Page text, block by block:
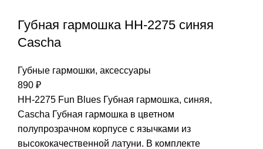
Губная гармошка HH-2275 синяя
Cascha
Губные гармошки, аксессуары
890 ₽
HH-2275 Fun Blues Губная гармошка, синяя,
Cascha Губная гармошка в цветном
полупрозрачном корпусе с язычками из
высококачественной латуни. В комплекте